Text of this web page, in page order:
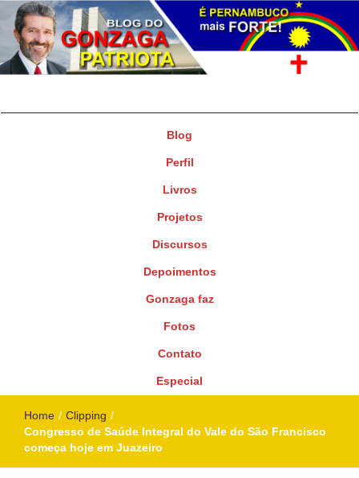
Blog
Perfil
Livros
Projetos
Discursos
Depoimentos
Gonzaga faz
Fotos
Contato
Especial
Home / Clipping /
Congresso de Saúde Integral do Vale do São Francisco
começa hoje em Juazeiro